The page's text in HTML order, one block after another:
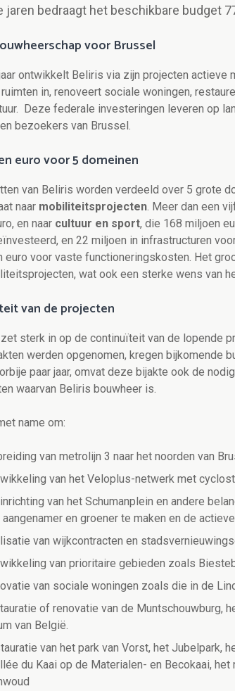
jaren bedraagt het beschikbare budget
voor Brussel
ontwikkelt Beliris via zijn projecten actieve
in, renoveert sociale woningen,
Deze federale investeringen leveren op
bezoekers van Brussel.
euro voor 5 domeinen
van Beliris worden verdeeld over 5 grote
naar mobiliteitsprojecten. Meer dan een
en naar cultuur en sport, die 168 miljoen
en 22 miljoen in infrastructuren
euro voor vaste functioneringskosten. Het
wat ook een sterke wens van
van de projecten
sterk in op de continuïteit van de lopende
werden opgenomen, kregen bijkomende
paar jaar, omvat deze bijakte ook de
waarvan Beliris bouwheer is.
name om:
van metrolijn 3 naar het noorden van
van het Veloplus-netwerk met
van het Schumanplein en andere
en groener te maken en de
van wijkcontracten en
van prioritaire gebieden zoals
van sociale woningen zoals die in de
of renovatie van de Muntschouwburg,
van België.
van het park van Vorst, het Jubelpark,
du Kaai op de Materialen- en Becokaai,